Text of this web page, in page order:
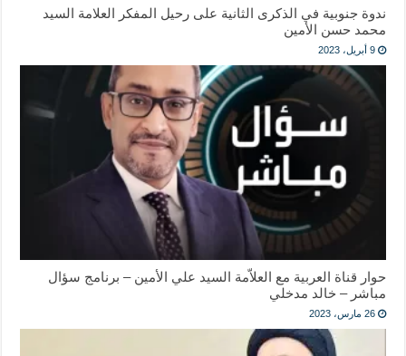
ندوة جنوبية في الذكرى الثانية على رحيل المفكر العلامة السيد
محمد حسن الأمين
9 أبريل، 2023
حوار قناة العربية مع العلاّمة السيد علي الأمين – برنامج سؤال
مباشر – خالد مدخلي
26 مارس، 2023